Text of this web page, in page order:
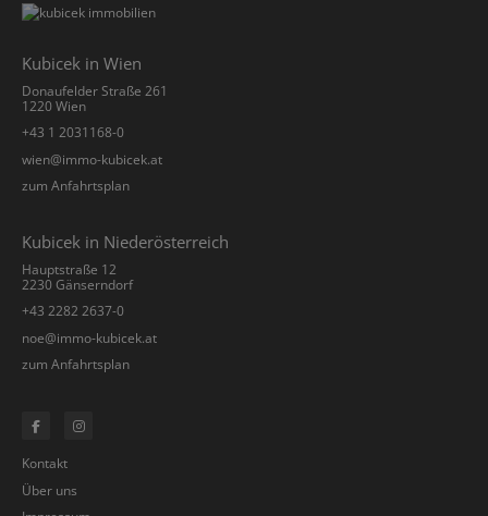
Kubicek in Wien
Donaufelder Straße 261
1220 Wien
+43 1 2031168-0
­wien@immo-kubicek.at
zum Anfahrtsplan
Kubicek in Niederösterreich
Hauptstraße 12
2230 Gänserndorf
+43 2282 2637-0
­noe@immo-kubicek.at
zum Anfahrtsplan
Kontakt
Über uns